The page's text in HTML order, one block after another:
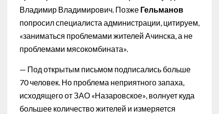
Владимир Владимирович. Позже Гельманов
попросил специалиста администрации, цитируем,
«заниматься проблемами жителей Ачинска, а не
проблемами мясокомбината».
— Под открытым письмом подписались больше
70 человек. Но проблема неприятного запаха,
исходящего от ЗАО «Назаровское», волнует куда
большее количество жителей и измеряется